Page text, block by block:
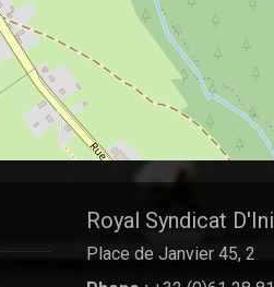
Royal Syndicat
Place de Janvier 45, 2